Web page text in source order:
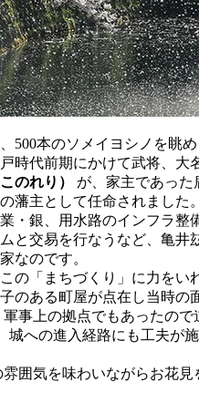
500本のソメイヨシノを眺め
時代前期にかけて武将、大
のれり）
が、家主であった
藩主として任命されました
・銀、用水路のインフラ整
と交易を行なうなど、亀井
なのです。
の「まちづくり」に力をい
のある町屋が点在し当時の
事上の拠点でもあったので
城への進入経路にも工夫が
雰囲気を味わいながらお花見